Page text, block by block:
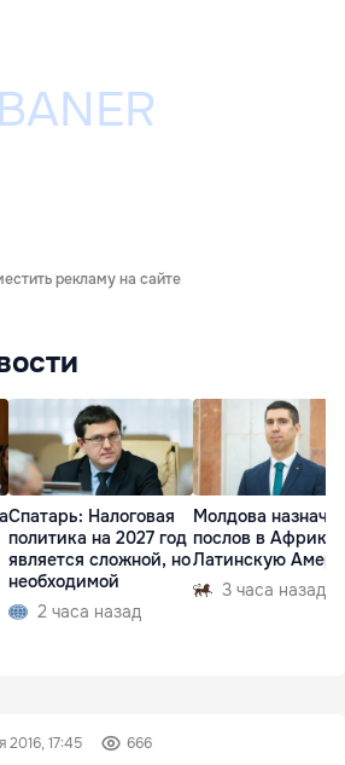
рекламу на сайте
Спатарь: Налоговая
политика на 2027 год
является сложной, но
необходимой
2 часа назад
Молдова
послов в Африку
Латинскую
3 часа назад
2016, 17:45 666